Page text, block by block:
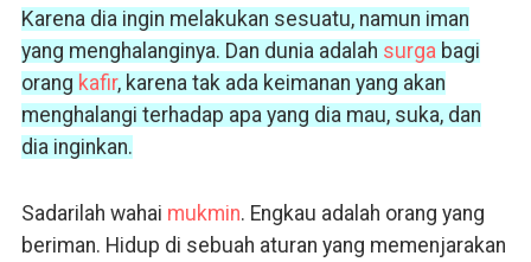
Karena dia ingin melakukan sesuatu, namun iman
yang menghalanginya. Dan dunia adalah surga bagi
orang kafir, karena tak ada keimanan yang akan
menghalangi terhadap apa yang dia mau, suka, dan
dia inginkan.
Sadarilah wahai mukmin. Engkau adalah orang yang
beriman. Hidup di sebuah aturan yang memenjarakan